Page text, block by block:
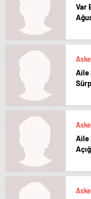
Var
Aile
Aile